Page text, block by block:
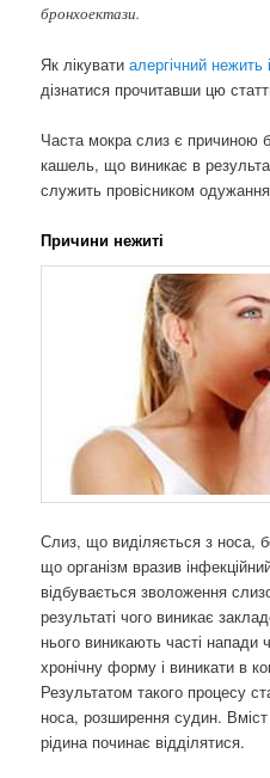
бронхоектази.
Як лікуватиалергічний
дізнатися прочитавши цю
Часта мокра слиз є причиною
кашель, що виникає в
служить провісником одужання
Причини нежиті
Слиз, що виділяється з носа,
що організм вразив
відбувається зволоження
результаті чого виникає
нього виникають часті
хронічну форму і виникати в
Результатом такого процесу
носа, розширення судин.
рідина починає відділятися.